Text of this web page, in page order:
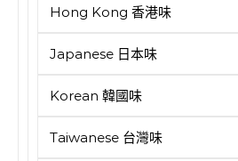
Hong Kong 香港味
Japanese 日本味
Korean 韓國味
Taiwanese 台灣味